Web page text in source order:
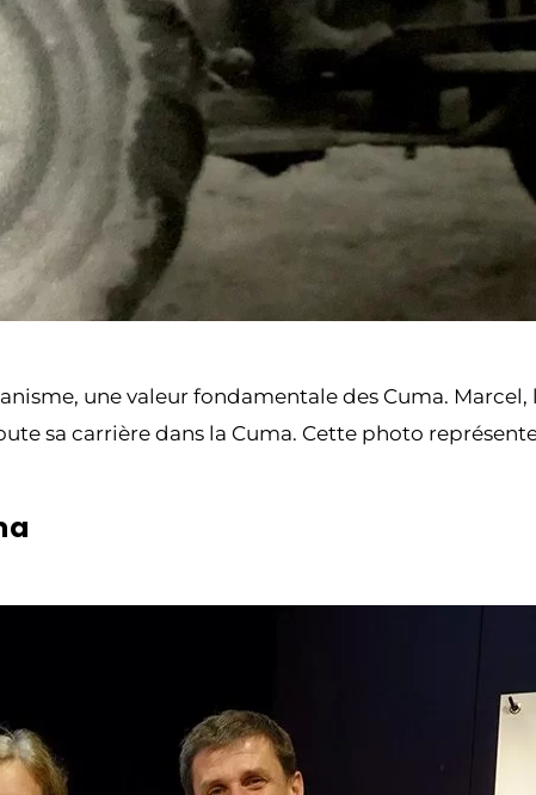
une valeur fondamentale des Cuma.
sa carrière dans la Cuma. Cette photo